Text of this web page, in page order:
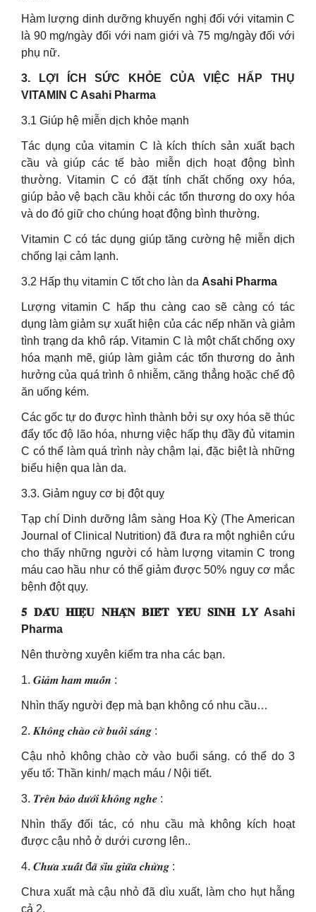
Hàm lượng dinh dưỡng khuyến nghị đối với vitamin C
là 90 mg/ngày đối với nam giới và 75 mg/ngày đối với
phụ nữ.
3. LỢI ÍCH SỨC KHỎE CỦA VIỆC HẤP THỤ
VITAMIN C Asahi Pharma
3.1 Giúp hệ miễn dịch khỏe mạnh
Tác dụng của vitamin C là kích thích sản xuất bạch
cầu và giúp các tế bào miễn dịch hoạt động bình
thường. Vitamin C có đặt tính chất chống oxy hóa,
giúp bảo vệ bạch cầu khỏi các tổn thương do oxy hóa
và do đó giữ cho chúng hoạt động bình thường.
Vitamin C có tác dụng giúp tăng cường hệ miễn dịch
chống lại cảm lạnh.
3.2 Hấp thụ vitamin C tốt cho làn da Asahi Pharma
Lượng vitamin C hấp thu càng cao sẽ càng có tác
dụng làm giảm sự xuất hiện của các nếp nhăn và giảm
tình trạng da khô ráp. Vitamin C là một chất chống oxy
hóa mạnh mẽ, giúp làm giảm các tổn thương do ảnh
hưởng của quá trình ô nhiễm, căng thẳng hoặc chế độ
ăn uống kém.
Các gốc tự do được hình thành bởi sự oxy hóa sẽ thúc
đẩy tốc độ lão hóa, nhưng việc hấp thụ đầy đủ vitamin
C có thể làm quá trình này chậm lại, đặc biệt là những
biểu hiện qua làn da.
3.3. Giảm nguy cơ bị đột quỵ
Tạp chí Dinh dưỡng lâm sàng Hoa Kỳ (The American
Journal of Clinical Nutrition) đã đưa ra một nghiên cứu
cho thấy những người có hàm lượng vitamin C trong
máu cao hầu như có thể giảm được 50% nguy cơ mắc
bệnh đột qụy.
𝟓 𝐃𝐀̂́𝐔 𝐇𝐈𝐄̣̂𝐔 𝐍𝐇𝐀̣̂𝐍 𝐁𝐈𝐄̂́𝐓 𝐘𝐄̂́𝐔 𝐒𝐈𝐍𝐇 𝐋𝐘́ Asahi
Pharma
Nên thường xuyên kiểm tra nha các bạn.
1. 𝑮𝒊𝒂̉𝒎 𝒉𝒂𝒎 𝒎𝒖𝒐̂́𝒏 :
Nhìn thấy người đẹp mà bạn không có nhu cầu…
2. 𝑲𝒉𝒐̂𝒏𝒈 𝒄𝒉𝒂̀𝒐 𝒄𝒐̛̀ 𝒃𝒖𝒐̂̉𝒊 𝒔𝒂́𝒏𝒈 :
Cậu nhỏ không chào cờ vào buổi sáng. có thể do 3
yếu tố: Thần kinh/ mạch máu / Nội tiết.
3. 𝑻𝒓𝒆̂𝒏 𝒃𝒂̉𝒐 𝒅𝒖̛𝒐̛́𝒊 𝒌𝒉𝒐̂𝒏𝒈 𝒏𝒈𝒉𝒆 :
Nhìn thấy đối tác, có nhu cầu mà không kích hoạt
được cậu nhỏ ở dưới cương lên..
4. 𝑪𝒉𝒖̛𝒂 𝒙𝒖𝒂̂́𝒕 đ𝒂̃ 𝒔𝒊̀𝒖 𝒈𝒊𝒖̛̃𝒂 𝒄𝒉𝒖̛̀𝒏𝒈 :
Chưa xuất mà cậu nhỏ đã dìu xuất, làm cho hụt hẫng
cả 2.